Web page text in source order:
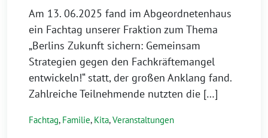
Am 13. 06.2025 fand im Abgeordnetenhaus
ein Fachtag unserer Fraktion zum Thema
„Berlins Zukunft sichern: Gemeinsam
Strategien gegen den Fachkräftemangel
entwickeln!“ statt, der großen Anklang fand.
Zahlreiche Teilnehmende nutzten die […]
Fachtag, Familie, Kita,Veranstaltungen